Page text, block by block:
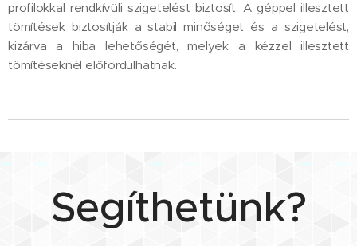
profilokkal rendkívüli szigetelést biztosít. A géppel illesztett
tömítések biztosítják a stabil minőséget és a szigetelést,
kizárva a hiba lehetőségét, melyek a kézzel illesztett
tömítéseknél előfordulhatnak.
Segíthetünk?